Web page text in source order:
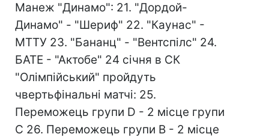
Манеж "Динамо": 21. "Дордой-
Динамо" - "Шериф" 22. "Каунас" -
МТТУ 23. "Бананц" - "Вентспілс" 24.
БАТЕ - "Актобе" 24 січня в СК
"Олімпійський" пройдуть
чвертьфінальні матчі: 25.
Переможець групи D - 2 місце групи
С 26. Переможець групи В - 2 місце